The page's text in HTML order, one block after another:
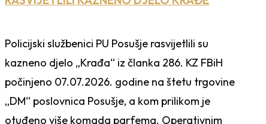
Policijski službenici PU Posušje rasvijetlili su
kazneno djelo „Krađa“ iz članka 286. KZ FBiH
počinjeno 07.07.2026. godine na štetu trgovine
„DM“ poslovnica Posušje, a kom prilikom je
otuđeno više komada parfema. Operativnim